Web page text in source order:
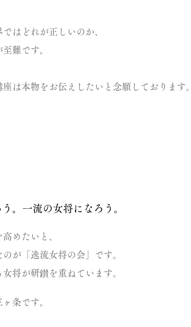
はどれが正しいのか、
難です。
は本物をお伝えしたいと念願しております。
。一流の女将になろう。
めたいと、
が「逸流女将の会」です。
将が研鑚を重ねています。
条です。